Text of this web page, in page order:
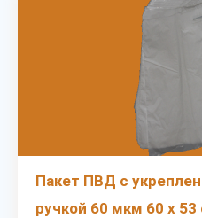
Пакет ПВД с
ручкой 60 мкм 60 х 53